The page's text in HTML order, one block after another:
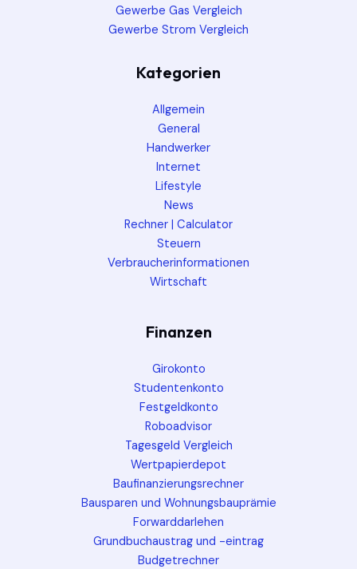
Gewerbe Gas Vergleich
Gewerbe Strom Vergleich
Kategorien
Allgemein
General
Handwerker
Internet
Lifestyle
News
Rechner | Calculator
Steuern
Verbraucherinformationen
Wirtschaft
Finanzen
Girokonto
Studentenkonto
Festgeldkonto
Roboadvisor
Tagesgeld Vergleich
Wertpapierdepot
Baufinanzierungsrechner
Bausparen und Wohnungsbauprämie
Forwarddarlehen
Grundbuchaustrag und -eintrag
Budgetrechner